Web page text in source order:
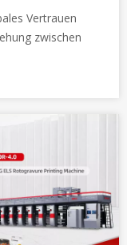
und
Vertrauen
zwischen
geben: